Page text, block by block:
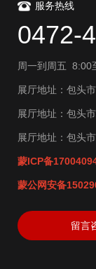
服务热线
0472-
周一到周五 8:00
展厅地址：包头
展厅地址：包头
展厅地址：包头
蒙ICP备
蒙公网安备
留言